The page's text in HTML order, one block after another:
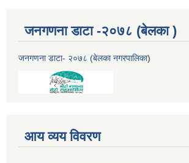
जनगणना डाटा -२०७८ (बेलका )
जनगणना डाटा- २०७८ (बेलका नगरपालिका)
आय व्यय विवरण